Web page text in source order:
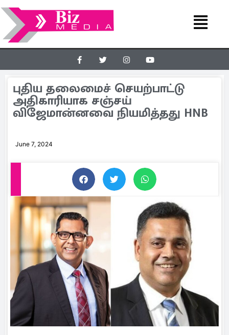
புதிய தலைமைச் செயற்பாட்டு
அதிகாரியாக சஞ்சய்
விஜேமான்னவை நியமித்தது HNB
June 7, 2024